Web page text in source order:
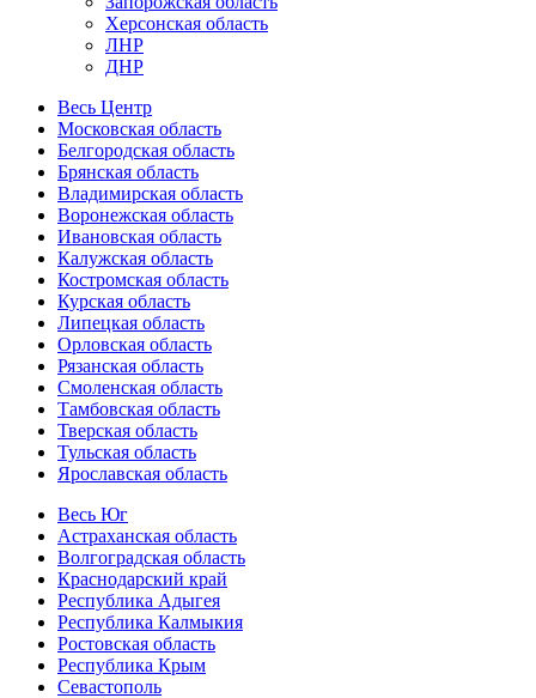
Херсонская область
ЛНР
ДНР
Весь Центр
Московская область
Белгородская область
Брянская область
Владимирская область
Воронежская область
Ивановская область
Калужская область
Костромская область
Курская область
Липецкая область
Орловская область
Рязанская область
Смоленская область
Тамбовская область
Тверская область
Тульская область
Ярославская область
Весь Юг
Астраханская область
Волгоградская область
Краснодарский край
Республика Адыгея
Республика Калмыкия
Ростовская область
Республика Крым
Севастополь